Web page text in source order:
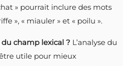
» pourrait inclure des mots
», « miauler » et « poilu ».
du champ lexical ? L’analyse du
utile pour mieux